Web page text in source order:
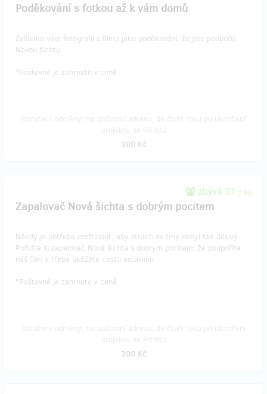
Poděkování s fotkou až k vám domů
Zašleme vám fotografii z filmu jako poděkování, že jste podpořili
Novou šichtu.
​*Poštovné je zahrnuto v ceně
300 Kč
zbývá 31 z 50
Zapalovač Nová šichta s dobrým pocitem
Někdy je potřeba rozžhnout, aby strach ze tmy nebyl tak děsivý.
Pořiďte si zapalovač Nová šichta s dobrým pocitem, že podpoříte
náš film a třeba ukážete cestu ostatním.
​*Poštovné je zahrnuto v ceně
300 Kč